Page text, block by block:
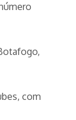
com